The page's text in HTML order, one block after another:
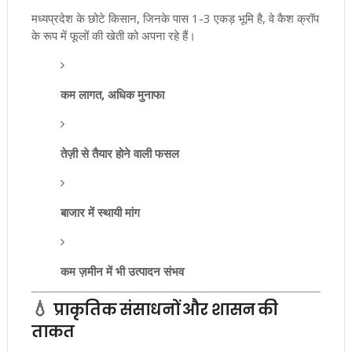
मध्यप्रदेश के छोटे किसान, जिनके पास 1-3 एकड़ भूमि है, वे कैश क्रॉप
के रूप में फूलों की खेती को अपना रहे हैं।
कम लागत, अधिक मुनाफा
तेज़ी से तैयार होने वाली फसल
बाजार में स्थायी मांग
कम ज़मीन में भी उत्पादन संभव
💧 प्राकृतिक संसाधनों और शासन की
ताकत